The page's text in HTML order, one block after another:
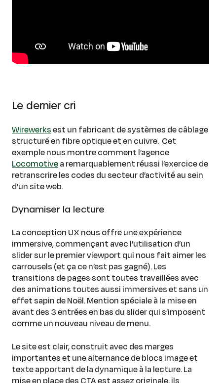
Le dernier cri
Wirewerksest un fabricant de systèmes de câblage
structuré en fibre optique et en cuivre. Cet
exemple nous montre comment l’agence
Locomotivea remarquablement réussi l’exercice de
retranscrire les codes du secteur d’activité au sein
d’un site web.
Dynamiser la lecture
La conception UX nous offre une expérience
immersive, commençant avec l’utilisation d’un
slider sur le premier viewport qui nous fait aimer les
carrousels (et ça ce n’est pas gagné). Les
transitions de pages sont toutes travaillées avec
des animations toutes aussi immersives et sans un
effet sapin de Noël. Mention spéciale à la mise en
avant des 3 entrées en bas du slider qui s’imposent
comme un nouveau niveau de menu.
Le site est clair, construit avec des marges
importantes et une alternance de blocs image et
texte apportant de la dynamique à la lecture. La
mise en place des CTA est assez originale, ils